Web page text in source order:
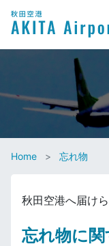
Home 忘れ物
秋田空港へ届け
忘れ物に